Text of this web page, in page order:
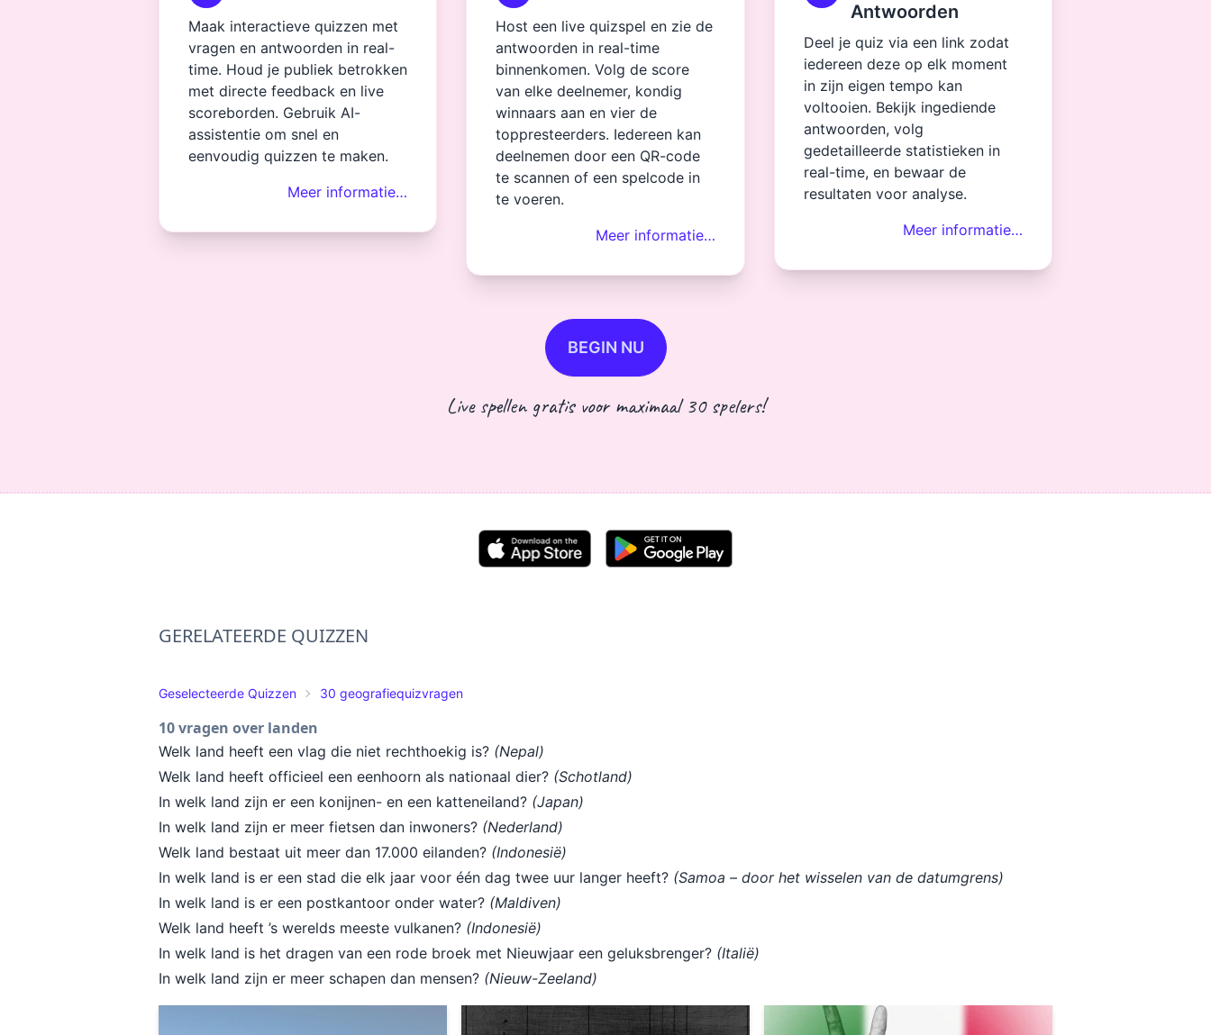
Maak interactieve quizzen met
vragen en antwoorden in real-
time. Houd je publiek betrokken
met directe feedback en live
scoreborden. Gebruik AI-
assistentie om snel en
eenvoudig quizzen te maken.
Meer informatie…
Host een live quizspel en zie de
antwoorden in real-time
binnenkomen. Volg de score
van elke deelnemer, kondig
winnaars aan en vier de
toppresteerders. Iedereen kan
deelnemen door een QR-code
te scannen of een spelcode in
te voeren.
Meer informatie…
Antwoorden
Deel je quiz via een link zodat
iedereen deze op elk moment
in zijn eigen tempo kan
voltooien. Bekijk ingediende
antwoorden, volg
gedetailleerde statistieken in
real-time, en bewaar de
resultaten voor analyse.
Meer informatie…
BEGIN NU
Live spellen gratis voor maximaal 30 spelers!
GERELATEERDE QUIZZEN
Geselecteerde Quizzen 30 geografiequizvragen
10 vragen over landen
Welk land heeft een vlag die niet rechthoekig is? (Nepal)
Welk land heeft officieel een eenhoorn als nationaal dier? (Schotland)
In welk land zijn er een konijnen- en een katteneiland? (Japan)
In welk land zijn er meer fietsen dan inwoners? (Nederland)
Welk land bestaat uit meer dan 17.000 eilanden? (Indonesië)
In welk land is er een stad die elk jaar voor één dag twee uur langer heeft? (Samoa – door het wisselen van de datumgrens)
In welk land is er een postkantoor onder water? (Maldiven)
Welk land heeft ’s werelds meeste vulkanen? (Indonesië)
In welk land is het dragen van een rode broek met Nieuwjaar een geluksbrenger? (Italië)
In welk land zijn er meer schapen dan mensen? (Nieuw-Zeeland)